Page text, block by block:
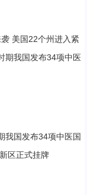
美国22个州进入紧
急状态
我国发布34项中医国